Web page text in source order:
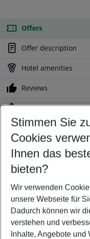
Offers
Offer description
Hotel amenities
Reviews
Location
Customize your offer
Find the perfect deal
Your departure airport
Any airport
Select your date
12/08/26–10/08/
Who will travel
2 adults No
Stimmen Sie
Cookies
Ihnen das
bieten?
Wir verwenden
unsere Webseite für
Dadurch können wir
verstehen und
Inhalte, Angebote und